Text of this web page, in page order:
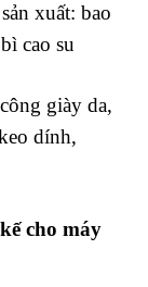
xuất: bao
cao su
giày da,
dính,
cho máy